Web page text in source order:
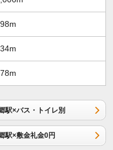
駅×バス・トイレ別
駅×敷金礼金0円